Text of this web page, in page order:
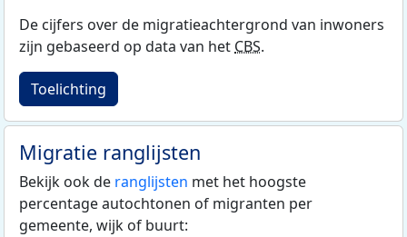
De cijfers over de migratieachtergrond van inwoners
zijn gebaseerd op data van hetCBS.
Toelichting
Migratie ranglijsten
Bekijk ook de ranglijsten met het hoogste
percentage autochtonen of migranten per
gemeente, wijk of buurt: